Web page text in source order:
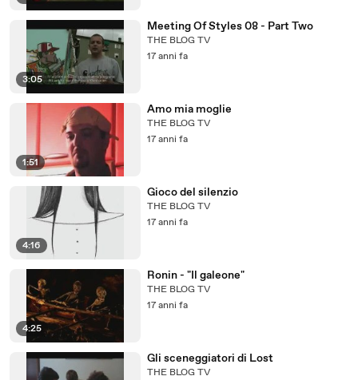
3:05
Meeting Of Styles 08 - Part Two
THE BLOG TV
17 anni fa
1:51
Amo mia moglie
THE BLOG TV
17 anni fa
4:16
Gioco del silenzio
THE BLOG TV
17 anni fa
4:25
Ronin - "Il galeone"
THE BLOG TV
17 anni fa
Gli sceneggiatori di Lost
THE BLOG TV